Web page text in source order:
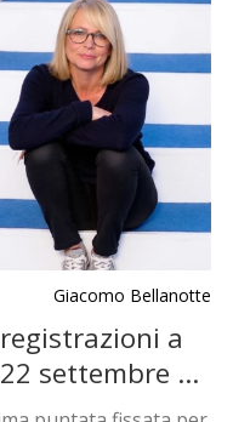
Giacomo Bellanotte
a
settembre e